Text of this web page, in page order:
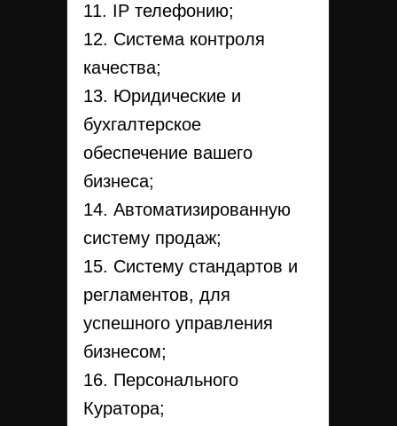
11. IP телефонию;
12. Система контроля
качества;
13. Юридические и
бухгалтерское
обеспечение вашего
бизнеса;
14. Автоматизированную
систему продаж;
15. Систему стандартов и
регламентов, для
успешного управления
бизнесом;
16. Персонального
Куратора;